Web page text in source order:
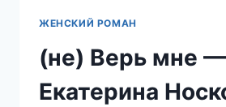
ЖЕНСКИЙ РОМАН
(не) Верь мне —
Екатерина